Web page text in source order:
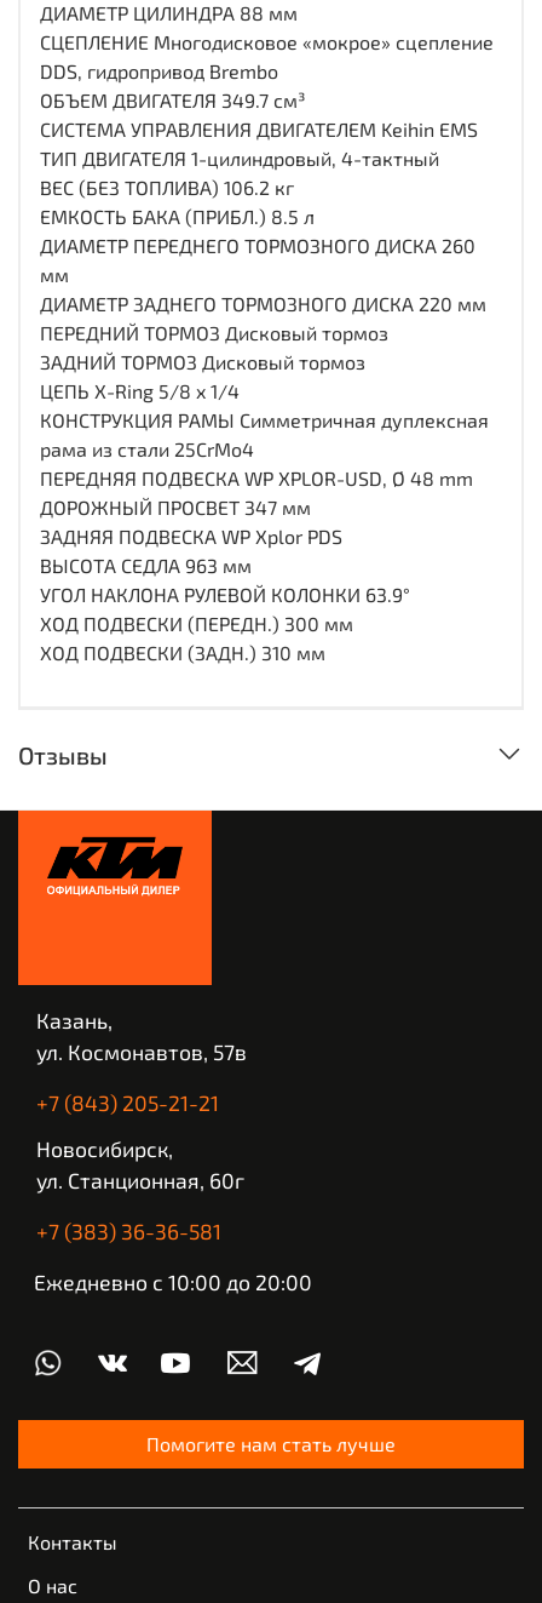
ДИАМЕТР ЦИЛИНДРА 88 мм
СЦЕПЛЕНИЕ Многодисковое «мокрое» сцепление
DDS, гидропривод Brembo
ОБЪЕМ ДВИГАТЕЛЯ 349.7 см³
СИСТЕМА УПРАВЛЕНИЯ ДВИГАТЕЛЕМ Keihin EMS
ТИП ДВИГАТЕЛЯ 1-цилиндровый, 4-тактный
ВЕС (БЕЗ ТОПЛИВА) 106.2 кг
ЕМКОСТЬ БАКА (ПРИБЛ.) 8.5 л
ДИАМЕТР ПЕРЕДНЕГО ТОРМОЗНОГО ДИСКА 260
мм
ДИАМЕТР ЗАДНЕГО ТОРМОЗНОГО ДИСКА 220 мм
ПЕРЕДНИЙ ТОРМОЗ Дисковый тормоз
ЗАДНИЙ ТОРМОЗ Дисковый тормоз
ЦЕПЬ X-Ring 5/8 x 1/4
КОНСТРУКЦИЯ РАМЫ Симметричная дуплексная
рама из стали 25CrMo4
ПЕРЕДНЯЯ ПОДВЕСКА WP XPLOR-USD, Ø 48 mm
ДОРОЖНЫЙ ПРОСВЕТ 347 мм
ЗАДНЯЯ ПОДВЕСКА WP Xplor PDS
ВЫСОТА СЕДЛА 963 мм
УГОЛ НАКЛОНА РУЛЕВОЙ КОЛОНКИ 63.9°
ХОД ПОДВЕСКИ (ПЕРЕДН.) 300 мм
ХОД ПОДВЕСКИ (ЗАДН.) 310 мм
Отзывы
Контакты
О нас
Казань,
ул. Космонавтов, 57в
+7 (843) 205-21-21
Новосибирск,
ул. Станционная, 60г
+7 (383) 36-36-581
Ежедневно с 10:00 до 20:00
Помогите нам стать лучше